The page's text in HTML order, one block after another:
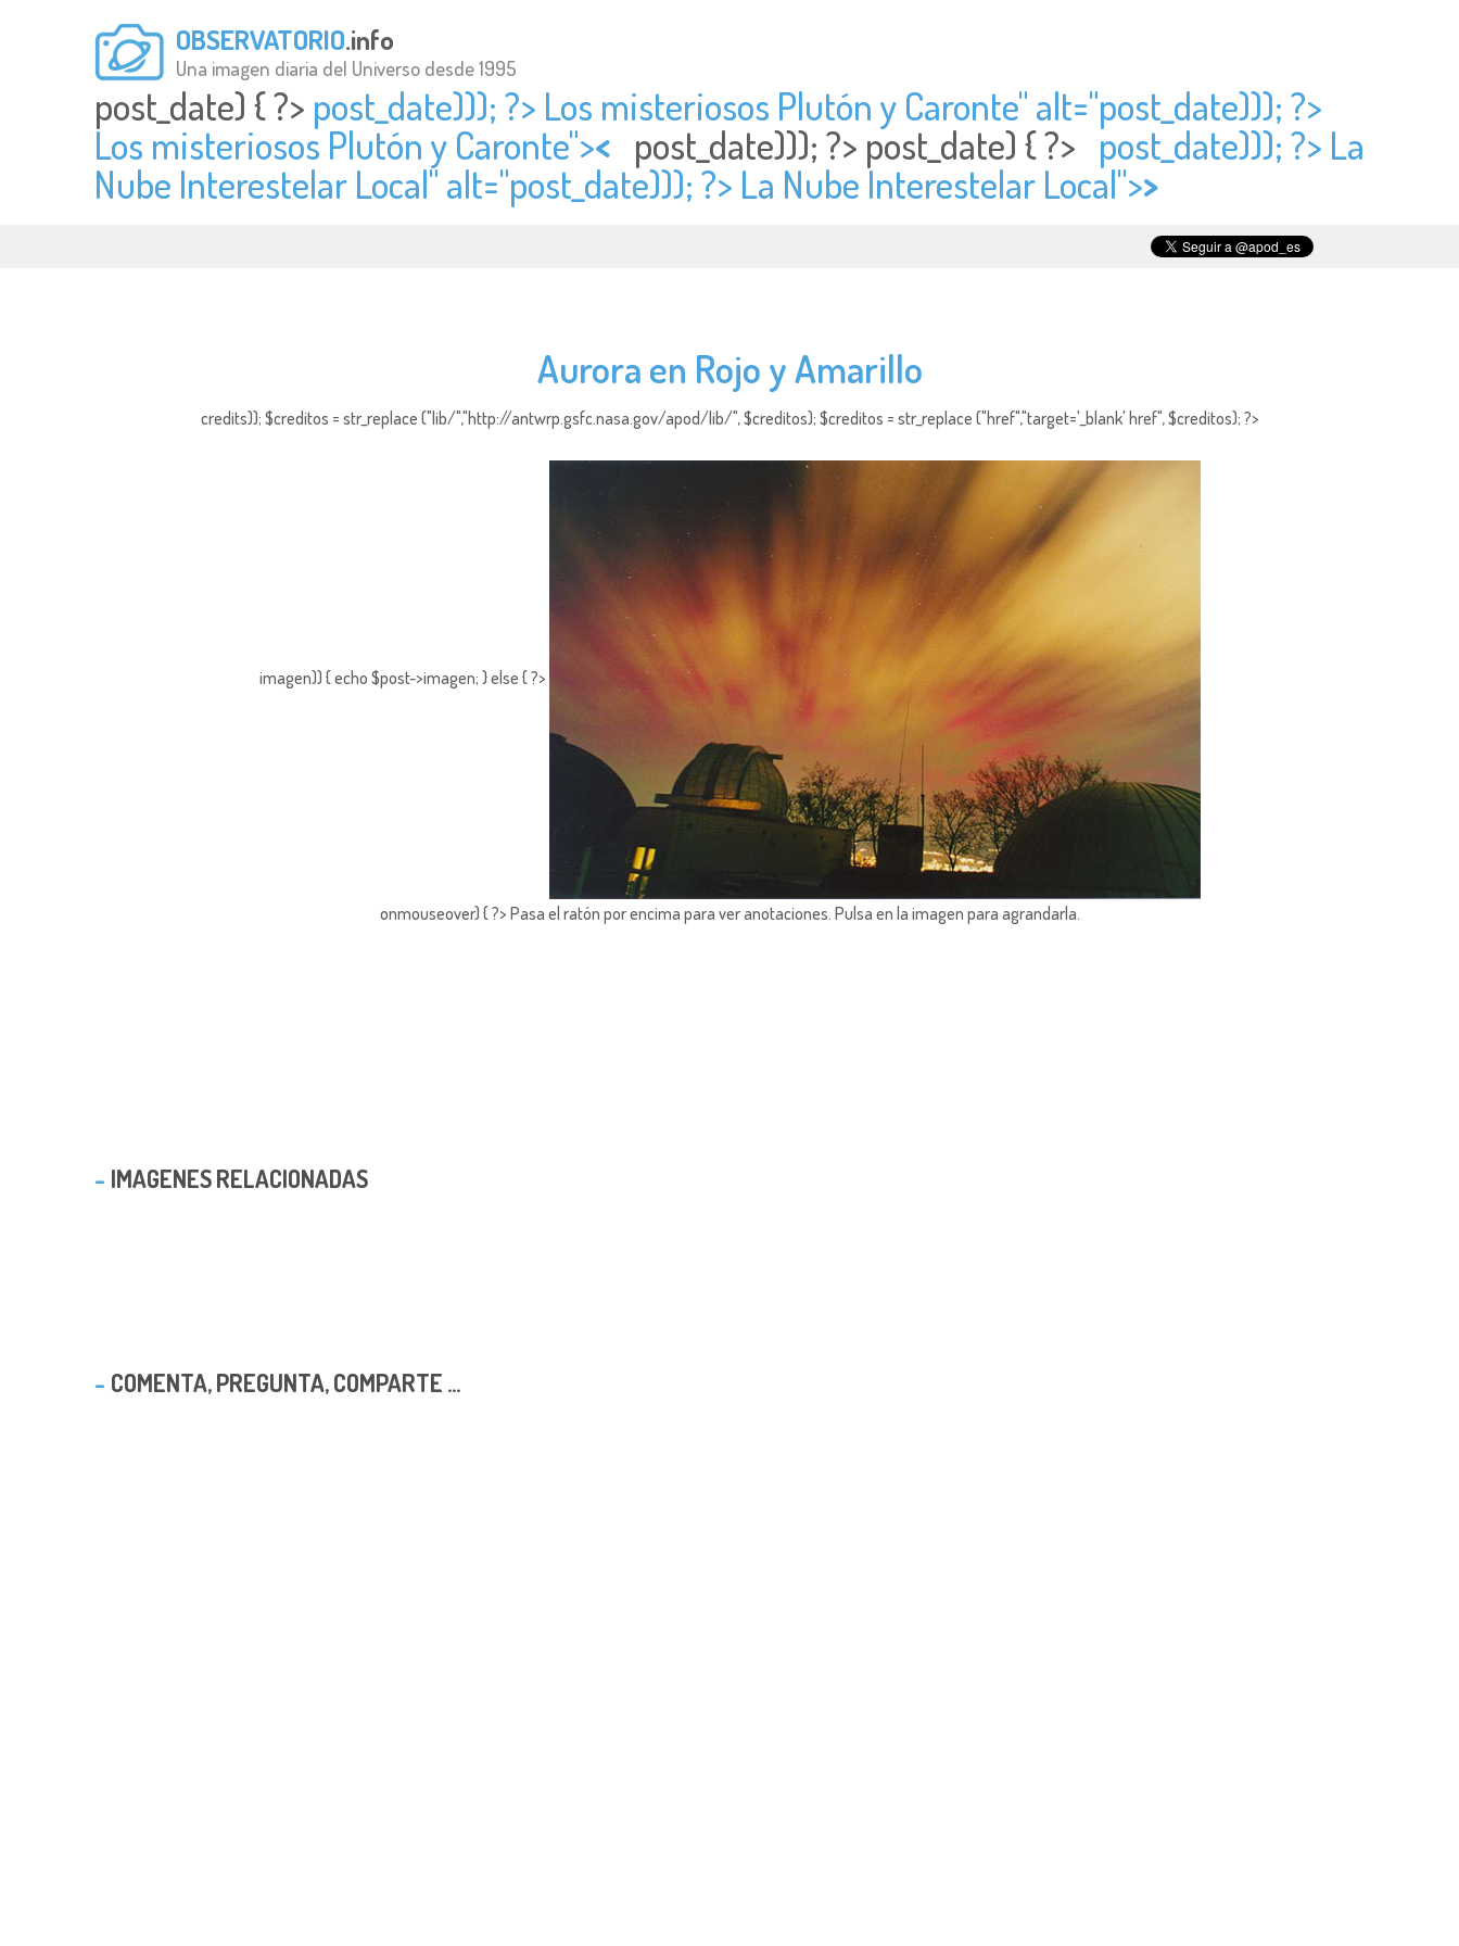
OBSERVATORIO.info
Una imagen diaria del Universo desde 1995
post_date) { ?> post_date))); ?> Los misteriosos Plutón y Caronte" alt="post_date))); ?>
Los misteriosos Plutón y Caronte">< post_date))); ?> post_date) { ?> post_date))); ?> La
Nube Interestelar Local" alt="post_date))); ?> La Nube Interestelar Local">>
Aurora en Rojo y Amarillo
credits)); $creditos = str_replace ("lib/","http://antwrp.gsfc.nasa.gov/apod/lib/", $creditos); $creditos = str_replace ("href","target='_blank' href", $creditos); ?>
imagen)) { echo $post->imagen; } else { ?>
onmouseover) { ?> Pasa el ratón por encima para ver anotaciones. Pulsa en la imagen para agrandarla.
IMAGENES RELACIONADAS
COMENTA, PREGUNTA, COMPARTE ...